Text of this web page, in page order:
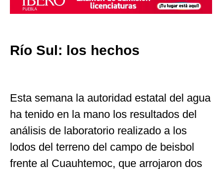
Río Sul: los hechos
Esta semana la autoridad estatal del agua
ha tenido en la mano los resultados del
análisis de laboratorio realizado a los
lodos del terreno del campo de beisbol
frente al Cuauhtemoc, que arrojaron dos